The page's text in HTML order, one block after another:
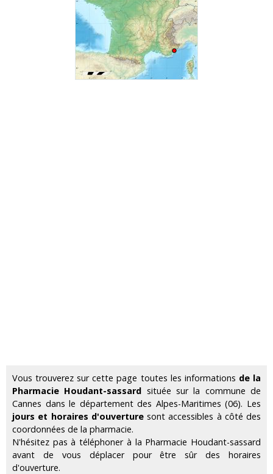
Vous trouverez sur cette page toutes les informations de la
Pharmacie Houdant-sassard située sur la commune de
Cannes dans le département des Alpes-Maritimes (06). Les
jours et horaires d'ouverturesont accessibles à côté des
coordonnées de la pharmacie.
N'hésitez pas à téléphoner à la Pharmacie Houdant-sassard
avant de vous déplacer pour être sûr des horaires
d'ouverture.